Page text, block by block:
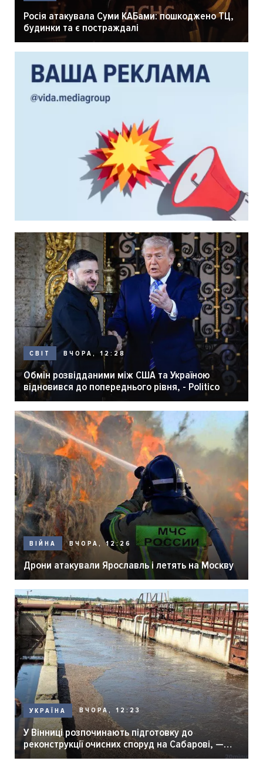
Росія атакувала Суми КАБами: пошкоджено ТЦ,
будинки та є постраждалі
СВІТ ВЧОРА, 12:28
Обмін розвідданими між США та Україною
відновився до попереднього рівня, - Politico
ВІЙНА ВЧОРА, 12:26
Дрони атакували Ярославль і летять на Москву
УКРАЇНА ВЧОРА, 12:23
У Вінниці розпочинають підготовку до
реконструкції очисних споруд на Сабарові, —
мер Вінниці.